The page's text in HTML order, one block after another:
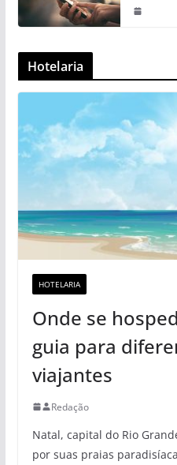
Hotelaria
HOTELARIA
Onde se
guia para
viajantes
Redação
Natal, capital do Rio
por suas praias